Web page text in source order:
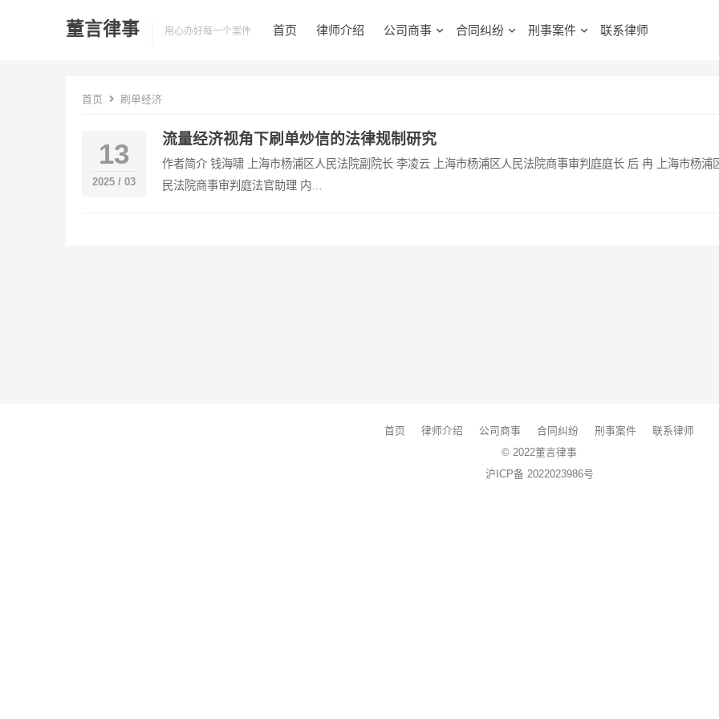
董言律事 用心办好每一个案件 首页 律师介绍 公司商事 合同纠纷 刑事案件 联系律师
首页 刷单经济
13
2025 / 03
流量经济视角下刷单炒信的法律规制研究
作者简介 钱海啸 上海市杨浦区人民法院副院长 李凌云 上海市杨浦区人民法院商事审判庭庭长 后 冉 上海市杨浦
民法院商事审判庭法官助理 内…
首页 律师介绍 公司商事 合同纠纷 刑事案件
联系律师
© 2022董言律事
沪ICP备 2022023986号